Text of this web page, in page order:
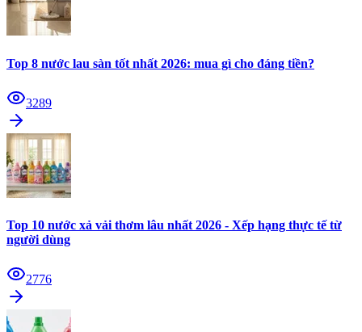
Top 8 nước lau sàn tốt nhất 2026: mua gì cho đáng tiền?
3289
Top 10 nước xả vải thơm lâu nhất 2026 - Xếp hạng thực tế từ
người dùng
2776